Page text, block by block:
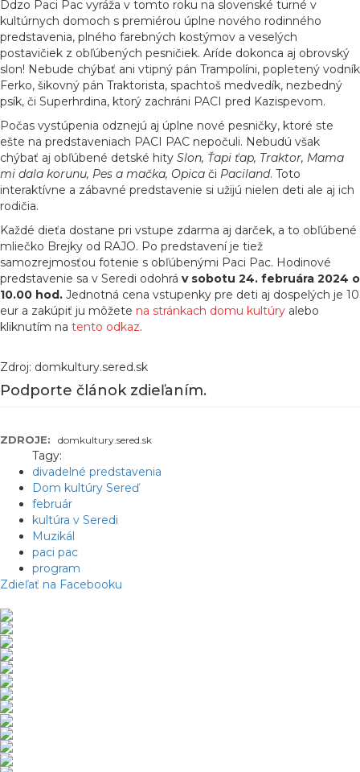
Ddzo Paci Pac vyráža v tomto roku na slovenské turné v
kultúrnych domoch s premiérou úplne nového rodinného
predstavenia, plného farebných kostýmov a veselých
postavičiek z obľúbených pesničiek. Aríde dokonca aj obrovský
slon! Nebude chýbať ani vtipný pán Trampolíni, popletený vodník
Ferko, šikovný pán Traktorista, spachtoš medvedík, nezbedný
psík, či Superhrdina, ktorý zachráni PACI pred Kazispevom.
Počas vystúpenia odznejú aj úplne nové pesničky, ktoré ste
ešte na predstaveniach PACI PAC nepočuli. Nebudú však
chýbať aj obľúbené detské hity Slon, Ťapi ťap, Traktor, Mama
mi dala korunu, Pes a mačka, Opica či Paciland. Toto
interaktívne a zábavné predstavenie si užijú nielen deti ale aj ich
rodičia.
Každé dieťa dostane pri vstupe zdarma aj darček, a to obľúbené
mliečko Brejky od RAJO. Po predstavení je tiež
samozrejmosťou fotenie s obľúbenými Paci Pac. Hodinové
predstavenie sa v Seredi odohrá v sobotu 24. februára 2024 o
10.00 hod. Jednotná cena vstupenky pre deti aj dospelých je 10
eur a zakúpiť ju môžete na stránkach domu kultúry alebo
kliknutím na tento odkaz.
Zdroj: domkultury.sered.sk
Podporte článok zdieľaním.
ZDROJE: domkultury.sered.sk
Tagy:
divadelné predstavenia
Dom kultúry Sereď
február
kultúra v Seredi
Muzikál
paci pac
program
Zdieľať na Facebooku